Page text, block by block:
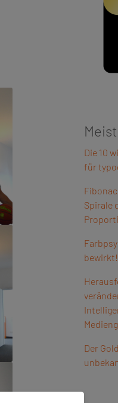
Die 10
für
Spirale
bewirkt!
Der